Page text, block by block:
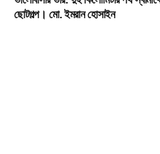
ছোটগল্প। ‎মো. ইমরান হোসাইন